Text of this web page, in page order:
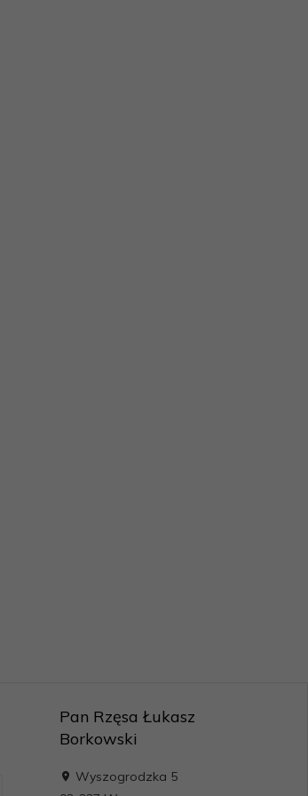
Pan Rzęsa Łukasz
Borkowski
Wyszogrodzka 5